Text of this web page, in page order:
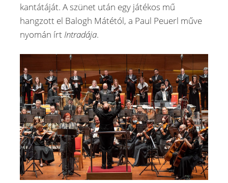
kantátáját. A szünet után egy játékos mű
hangzott el Balogh Mátétól, a Paul Peuerl műve
nyomán írt Intradája.